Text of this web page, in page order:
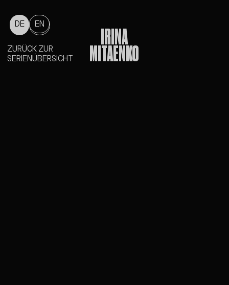
ZURÜCK ZUR
SERIENÜBERSICHT
IRINA
MITAENKO
DE EN